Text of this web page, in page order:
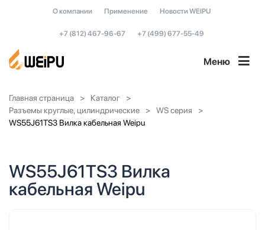
О компании Применение Новости WEIPU
+7 (812) 467-96-67 +7 (499) 677-55-49
Меню
Главная страница
Каталог
Разъемы круглые, цилиндрические
WS серия
WS55J61TS3 Вилка кабельная Weipu
WS55J61TS3 Вилка
кабельная Weipu